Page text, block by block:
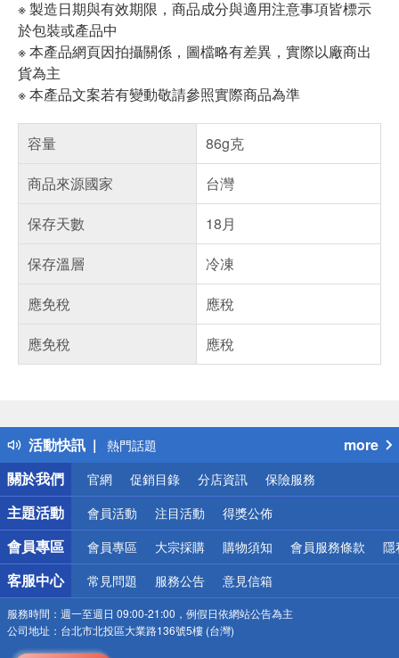
※ 製造日期與有效期限，商品成分與適用注意事項皆標示
於包裝或產品中
※ 本產品網頁因拍攝關係，圖檔略有差異，實際以廠商出
貨為主
※ 本產品文案若有變動敬請參照實際商品為準
容量
86g克
商品來源國家
台灣
保存天數
18月
保存溫層
冷凍
應免稅
應稅
應免稅
應稅
活動快訊
得獎公告
熱門話題
銀行優惠
偏遠地區配送
詐騙網頁！請小心！
more
關於我們
官網 促銷目錄 分店資訊 保險服務
主題活動 會員活動 注目活動 得獎公佈
會員專區 會員專區 大宗採購 購物須知 會員服務條款 隱
客服中心 常見問題 服務公告 意見信箱
服務時間： 週一至週日 09:00-21:00，例假日依網站公告為主
公司地址： 台北市北投區大業路136號5樓 (台灣)